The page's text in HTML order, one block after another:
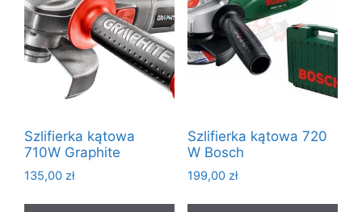
Szlifierka kątowa
710W Graphite
135,00 zł
Szlifierka kątowa 720
W Bosch
199,00 zł